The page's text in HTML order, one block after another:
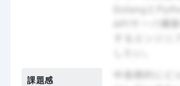
課題感